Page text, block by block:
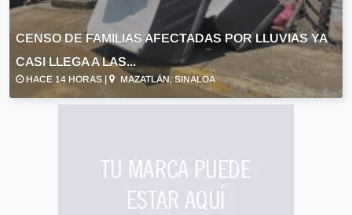
CENSO DE FAMILIAS AFECTADAS POR LLUVIAS YA
CASI LLEGA A LAS...
HACE 14 HORAS | MAZATLÁN, SINALOA